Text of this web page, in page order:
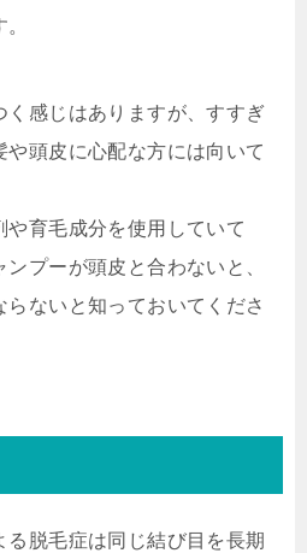
く感じはありますが、すすぎ
や頭皮に心配な方には向いて
育毛成分を使用していて
プーが頭皮と合わないと、
ないと知っておいてくださ
脱毛症は同じ結び目を長期